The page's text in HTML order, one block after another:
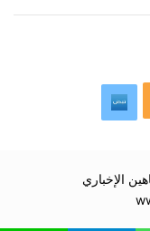
RSSالإخباري